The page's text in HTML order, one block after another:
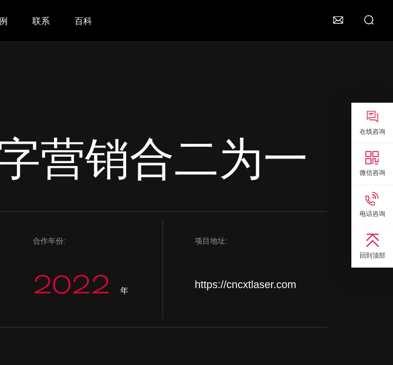
联系 百科 

在线咨询

微信咨询

电话咨询

回到顶部
营销合二为一
合作年份:
2022 年
项目地址:
https://cncxtlaser.com